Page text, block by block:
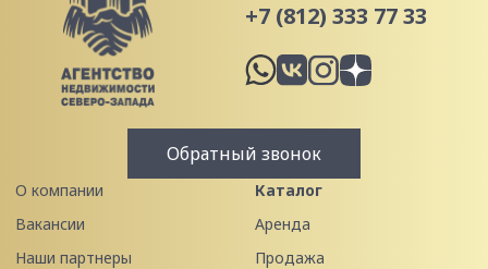
+7 (812) 333 77 33
Обратный звонок
О компании
Вакансии
Наши партнеры
Каталог
Аренда
Продажа